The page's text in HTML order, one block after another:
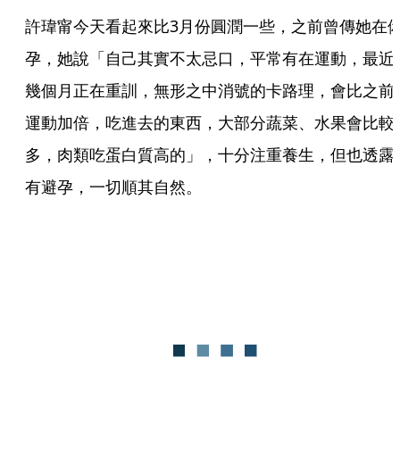
許瑋甯今天看起來比3月份圓潤一些，之前曾傳她在
孕，她說「自己其實不太忌口，平常有在運動，最近
幾個月正在重訓，無形之中消號的卡路理，會比之前
運動加倍，吃進去的東西，大部分蔬菜、水果會比較
多，肉類吃蛋白質高的」，十分注重養生，但也透露
有避孕，一切順其自然。